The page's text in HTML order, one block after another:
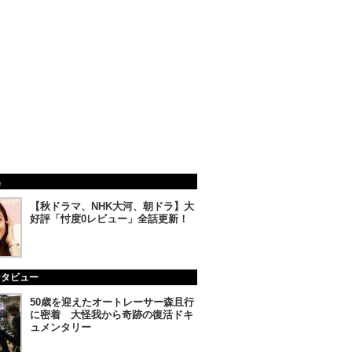
【秋ドラマ、NHK大河、朝ドラ】大
好評「忖度0レビュー」全話更新！
ビュー
50歳を迎えたオートレーサー森且行
に密着 大怪我から奇跡の復活ドキ
ュメンタリー